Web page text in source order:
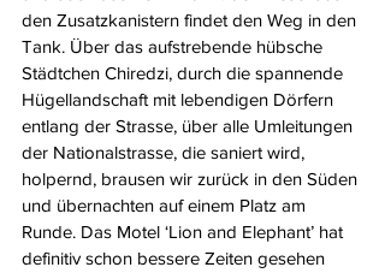
den Zusatzkanistern findet den Weg in den
Tank. Über das aufstrebende hübsche
Städtchen Chiredzi, durch die spannende
Hügellandschaft mit lebendigen Dörfern
entlang der Strasse, über alle Umleitungen
der Nationalstrasse, die saniert wird,
holpernd, brausen wir zurück in den Süden
und übernachten auf einem Platz am
Runde. Das Motel ‘Lion and Elephant’ hat
definitiv schon bessere Zeiten gesehen